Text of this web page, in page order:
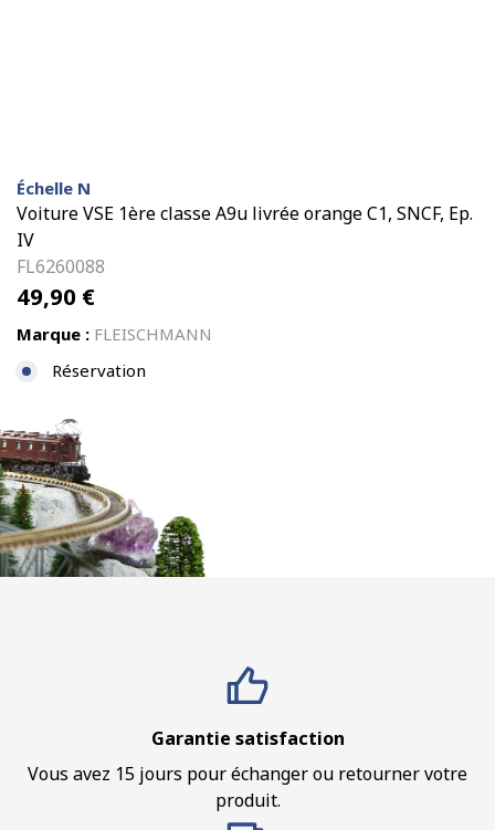
Échelle N
Voiture VSE 1ère classe A9u livrée orange C1, SNCF, Ep.
IV
FL6260088
49,90 €
Marque : FLEISCHMANN
Réservation
Garantie satisfaction
Vous avez 15 jours pour échanger ou retourner votre
produit.